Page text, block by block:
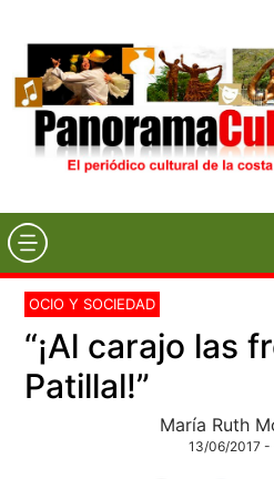
OCIO Y SOCIEDAD
“¡Al carajo las
Patillal!”
María Ruth
13/06/2017 -